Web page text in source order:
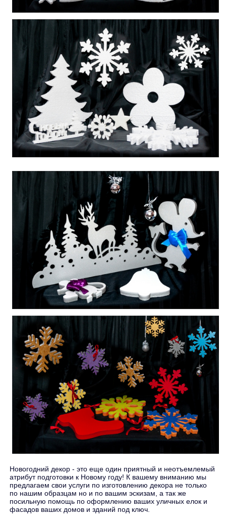
Новогодний декор - это еще один приятный и неотъемлемый
атрибут подготовки к Новому году! К вашему вниманию мы
предлагаем свои услуги по изготовлению декора не только
по нашим образцам но и по вашим эскизам, а так же
посильную помощь по оформлению ваших уличных елок и
фасадов ваших домов и зданий под ключ.